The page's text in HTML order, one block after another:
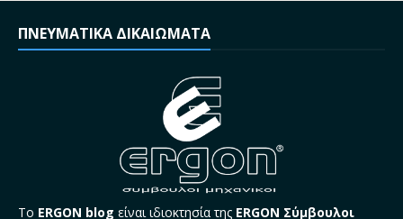
ΠΝΕΥΜΑΤΙΚΑ ΔΙΚΑΙΩΜΑΤΑ
Το ERGON blog είναι ιδιοκτησία της ERGON Σύμβουλοι